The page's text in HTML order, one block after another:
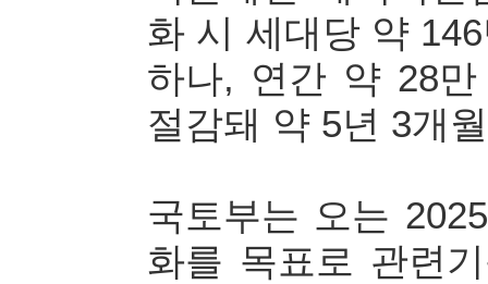
화 시 세대당 약
하나, 연간 약 28
절감돼 약 5년 3개
국토부는 오는
화를 목표로 관련